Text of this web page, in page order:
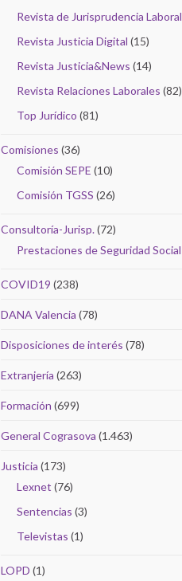
Revista de Jurisprudencia Laboral
Revista Justicia Digital (15)
Revista Justicia&News (14)
Revista Relaciones Laborales (82)
Top Jurídico (81)
Comisiones (36)
Comisión SEPE (10)
Comisión TGSS (26)
Consultoría-Jurisp.(72)
Prestaciones de Seguridad Social
COVID19 (238)
DANA Valencia (78)
Disposiciones de interés (78)
Extranjería (263)
Formación (699)
General Cograsova (1.463)
Justicia (173)
Lexnet (76)
Sentencias (3)
Televistas (1)
LOPD (1)